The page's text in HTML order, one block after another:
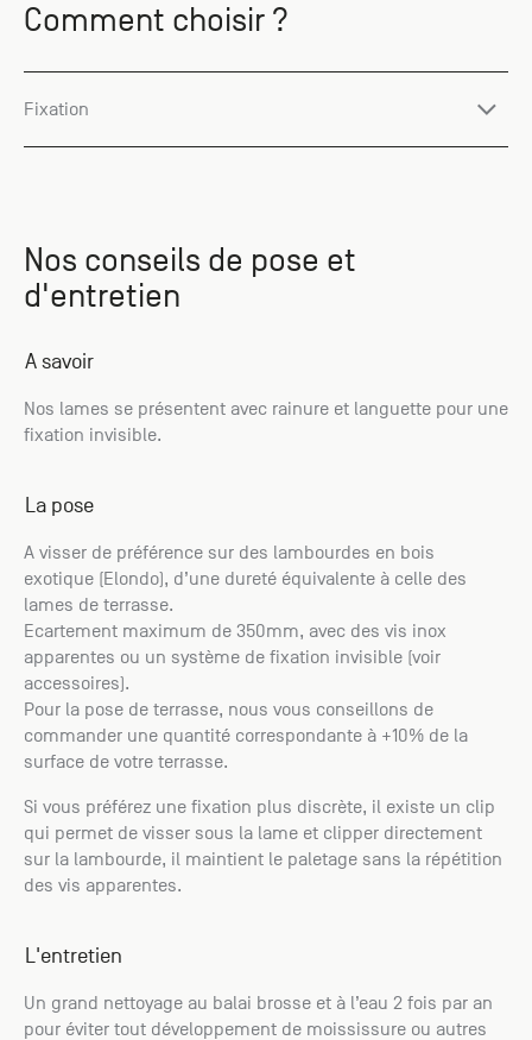
Comment choisir ?
Fixation
Nos conseils de pose et
d'entretien
A savoir
Nos lames se présentent avec rainure et languette pour une
fixation invisible.
La pose
A visser de préférence sur des lambourdes en bois
exotique (Elondo), d’une dureté équivalente à celle des
lames de terrasse.
Ecartement maximum de 350mm, avec des vis inox
apparentes ou un système de fixation invisible (voir
accessoires).
Pour la pose de terrasse, nous vous conseillons de
commander une quantité correspondante à +10% de la
surface de votre terrasse.
Si vous préférez une fixation plus discrète, il existe un clip
qui permet de visser sous la lame et clipper directement
sur la lambourde, il maintient le paletage sans la répétition
des vis apparentes.
L'entretien
Un grand nettoyage au balai brosse et à l’eau 2 fois par an
pour éviter tout développement de moississure ou autres